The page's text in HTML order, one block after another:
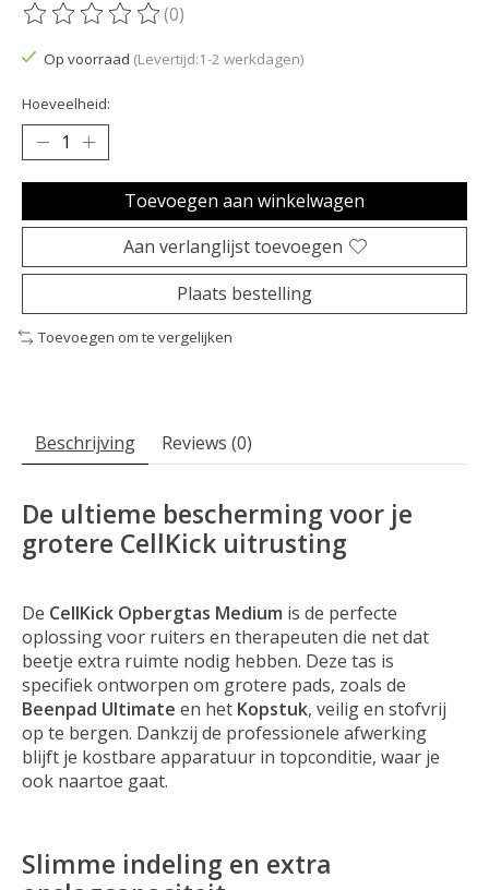
De beoordeling van dit product is
(0)
Op voorraad (Levertijd:1-2 werkdagen)
Hoeveelheid:
Toevoegen aan winkelwagen
Aan verlanglijst toevoegen
Plaats bestelling
Toevoegen om te vergelijken
Beschrijving Reviews (0)
De ultieme bescherming voor je
grotere CellKick uitrusting
De CellKick Opbergtas Medium is de perfecte
oplossing voor ruiters en therapeuten die net dat
beetje extra ruimte nodig hebben. Deze tas is
specifiek ontworpen om grotere pads, zoals de
Beenpad Ultimate en het Kopstuk, veilig en stofvrij
op te bergen. Dankzij de professionele afwerking
blijft je kostbare apparatuur in topconditie, waar je
ook naartoe gaat.
Slimme indeling en extra